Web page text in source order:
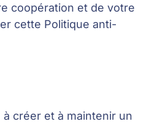
coopération et de votre
cette Politique anti-
créer et à maintenir un